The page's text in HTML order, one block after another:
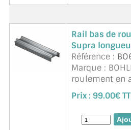
Rail bas de
Supra
Référence :
Marque :
roulement en
qualité,
versions, est
portes
d'application:
Prix : 99.00€